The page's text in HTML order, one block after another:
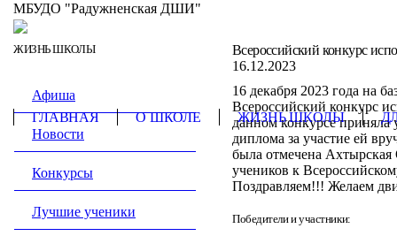
МБУДО "Радужненская ДШИ"
ГЛАВНАЯ О ШКОЛЕ ЖИЗНЬ ШКОЛЫ
Всероссийский конкурс
16.12.2023
16 декабря 2023 года на
Всероссийский конкурс
данном конкурсе
диплома за участие ей
была отмечена Ахтырская
учеников к
Поздравляем!!! Желаем
Победители и участники:
ЖИЗНЬ ШКОЛЫ
Афиша
Новости
Конкурсы
Лучшие ученики